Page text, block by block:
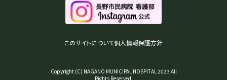
Copyright (C) NAGANO MUNICIPAL HOSPITAL 2023 All
Rights Reserved.
このサイトについて個人情報保護方針